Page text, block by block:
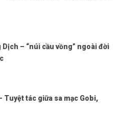
– “núi cầu vồng” ngoài đời
Tuyệt tác giữa sa mạc Gobi,